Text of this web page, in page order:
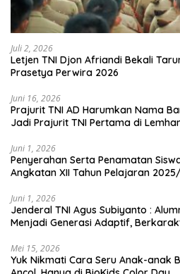
Juli 2, 2026
Letjen TNI Djon Afriandi Bekali
Prasetya Perwira 2026
Juni 16, 2026
Prajurit TNI AD Harumkan Nama
Jadi Prajurit TNI Pertama di
Juni 1, 2026
Penyerahan Serta Penamatan
Angkatan XII Tahun Pelajaran
Juni 1, 2026
Jenderal TNI Agus Subiyanto :
Menjadi Generasi Adaptif,
Mei 15, 2026
Yuk Nikmati Cara Seru Anak-anak